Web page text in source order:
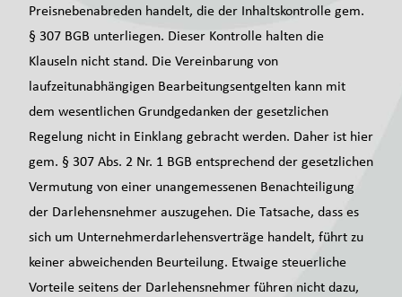
Preisnebenabreden handelt, die der Inhaltskontrolle gem.
§ 307 BGB unterliegen. Dieser Kontrolle halten die
Klauseln nicht stand. Die Vereinbarung von
laufzeitunabhängigen Bearbeitungsentgelten kann mit
dem wesentlichen Grundgedanken der gesetzlichen
Regelung nicht in Einklang gebracht werden. Daher ist hier
gem. § 307 Abs. 2 Nr. 1 BGB entsprechend der gesetzlichen
Vermutung von einer unangemessenen Benachteiligung
der Darlehensnehmer auszugehen. Die Tatsache, dass es
sich um Unternehmerdarlehensverträge handelt, führt zu
keiner abweichenden Beurteilung. Etwaige steuerliche
Vorteile seitens der Darlehensnehmer führen nicht dazu,